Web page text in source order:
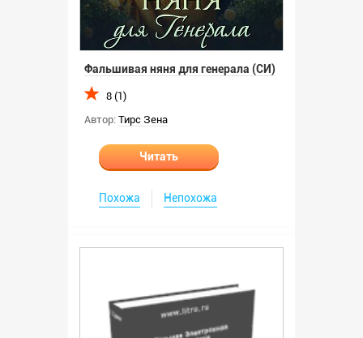
Фальшивая няня для генерала (СИ)
8 (1)
Автор: Тирс Зена
Читать
Похожа Непохожа